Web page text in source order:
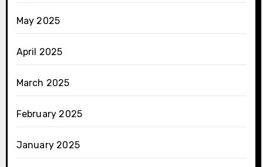
May 2025
April 2025
March 2025
February 2025
January 2025